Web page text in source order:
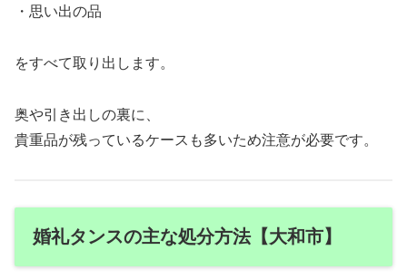
・思い出の品
をすべて取り出します。
奥や引き出しの裏に、
貴重品が残っているケースも多いため注意が必要です。
婚礼タンスの主な処分方法【大和市】